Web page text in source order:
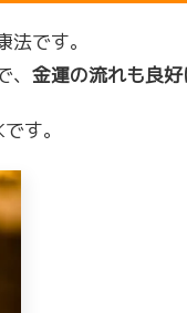
法です。
金運の流れも良好
す。